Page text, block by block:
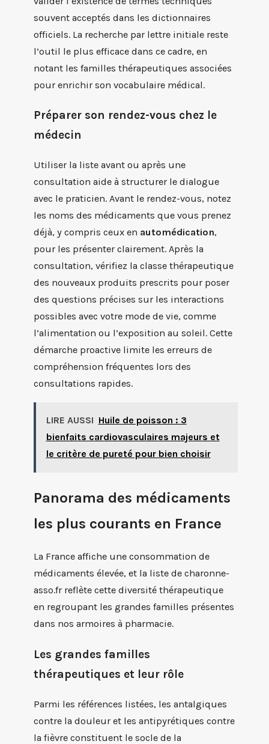
souvent acceptés dans les dictionnaires
officiels. La recherche par lettre initiale reste
l’outil le plus efficace dans ce cadre, en
notant les familles thérapeutiques associées
pour enrichir son vocabulaire médical.
Préparer son rendez-vous chez le
médecin
Utiliser la liste avant ou après une
consultation aide à structurer le dialogue
avec le praticien. Avant le rendez-vous, notez
les noms des médicaments que vous prenez
déjà, y compris ceux en automédication,
pour les présenter clairement. Après la
consultation, vérifiez la classe thérapeutique
des nouveaux produits prescrits pour poser
des questions précises sur les interactions
possibles avec votre mode de vie, comme
l’alimentation ou l’exposition au soleil. Cette
démarche proactive limite les erreurs de
compréhension fréquentes lors des
consultations rapides.
LIRE AUSSI Huile de poisson : 3
bienfaits cardiovasculaires majeurs et
le critère de pureté pour bien choisir
Panorama des médicaments
les plus courants en France
La France affiche une consommation de
médicaments élevée, et la liste de charonne-
asso.fr reflète cette diversité thérapeutique
en regroupant les grandes familles présentes
dans nos armoires à pharmacie.
Les grandes familles
thérapeutiques et leur rôle
Parmi les références listées, les antalgiques
contre la douleur et les antipyrétiques contre
la fièvre constituent le socle de la